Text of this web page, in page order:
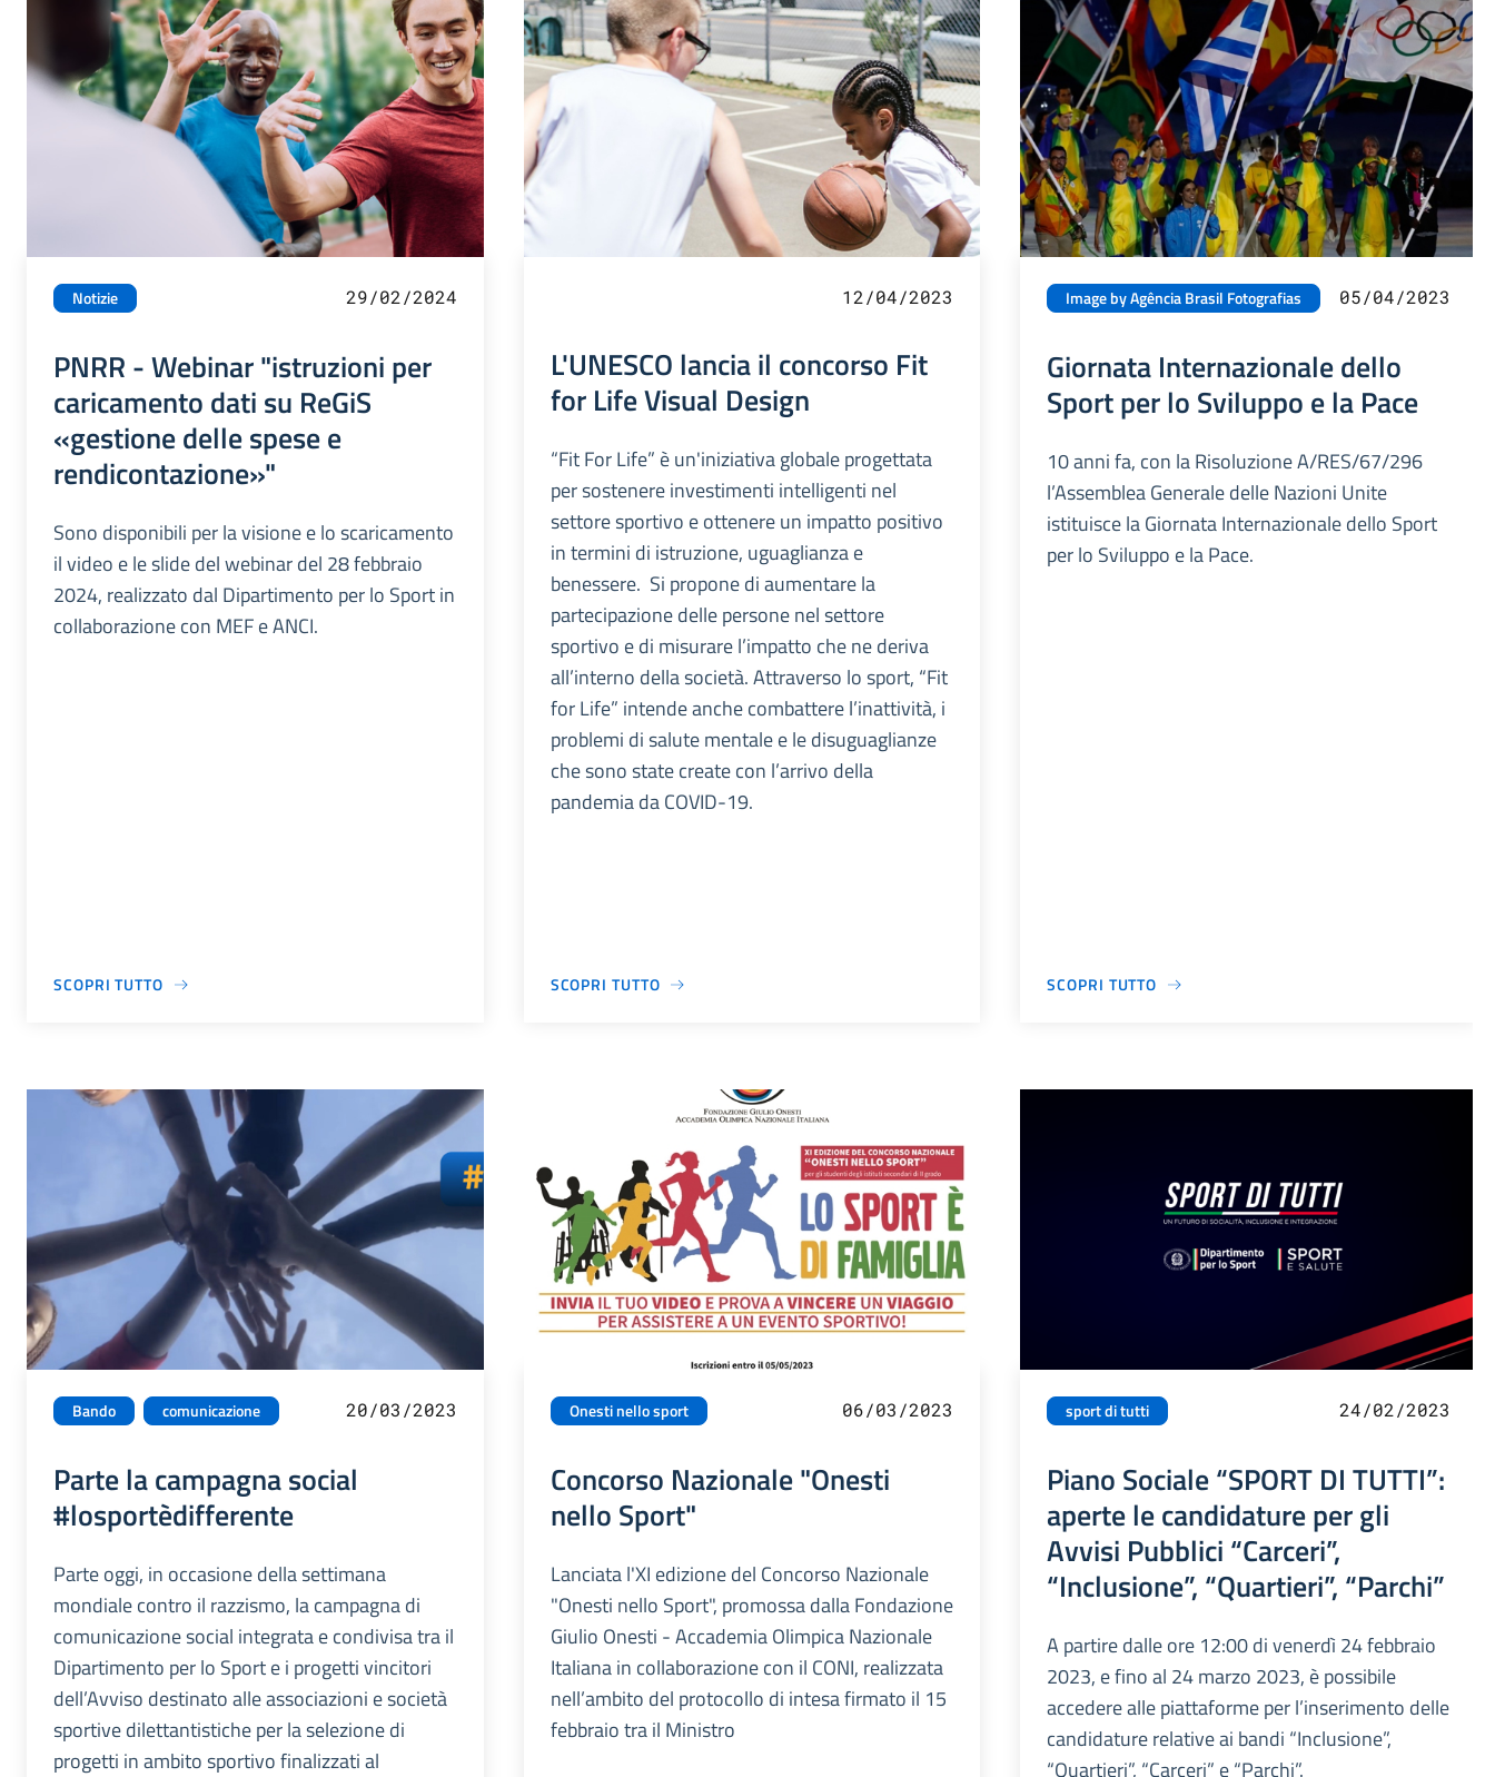
Notizie 29/02/2024
PNRR - Webinar "istruzioni per
caricamento dati su ReGiS
«gestione delle spese e
rendicontazione»"
Sono disponibili per la visione e lo scaricamento
il video e le slide del webinar del 28 febbraio
2024, realizzato dal Dipartimento per lo Sport in
collaborazione con MEF e ANCI.
SCOPRI TUTTO
12/04/2023
L'UNESCO lancia il concorso Fit
for Life Visual Design
“Fit For Life” è un'iniziativa globale progettata
per sostenere investimenti intelligenti nel
settore sportivo e ottenere un impatto positivo
in termini di istruzione, uguaglianza e
benessere. Si propone di aumentare la
partecipazione delle persone nel settore
sportivo e di misurare l’impatto che ne deriva
all’interno della società. Attraverso lo sport, “Fit
for Life” intende anche combattere l’inattività, i
problemi di salute mentale e le disuguaglianze
che sono state create con l’arrivo della
pandemia da COVID-19.
SCOPRI TUTTO
Image by Agência Brasil Fotografias 05/04/2023
Giornata Internazionale dello
Sport per lo Sviluppo e la Pace
10 anni fa, con la Risoluzione A/RES/67/296
l’Assemblea Generale delle Nazioni Unite
istituisce la Giornata Internazionale dello Sport
per lo Sviluppo e la Pace.
SCOPRI TUTTO
Bando comunicazione 20/03/2023
Parte la campagna social
#losportèdifferente
Parte oggi, in occasione della settimana
mondiale contro il razzismo, la campagna di
comunicazione social integrata e condivisa tra il
Dipartimento per lo Sport e i progetti vincitori
dell’Avviso destinato alle associazioni e società
sportive dilettantistiche per la selezione di
progetti in ambito sportivo finalizzati al
Onesti nello sport 06/03/2023
Concorso Nazionale "Onesti
nello Sport"
Lanciata l'XI edizione del Concorso Nazionale
"Onesti nello Sport", promossa dalla Fondazione
Giulio Onesti - Accademia Olimpica Nazionale
Italiana in collaborazione con il CONI, realizzata
nell’ambito del protocollo di intesa firmato il 15
febbraio tra il Ministro
sport di tutti 24/02/2023
Piano Sociale “SPORT DI TUTTI”:
aperte le candidature per gli
Avvisi Pubblici “Carceri”,
“Inclusione”, “Quartieri”, “Parchi”
A partire dalle ore 12:00 di venerdì 24 febbraio
2023, e fino al 24 marzo 2023, è possibile
accedere alle piattaforme per l’inserimento delle
candidature relative ai bandi “Inclusione”,
“Quartieri”, “Carceri” e “Parchi”.